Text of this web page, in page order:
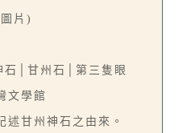
片)
石│甘州石│第三隻眼
文學館
述甘州神石之由來。